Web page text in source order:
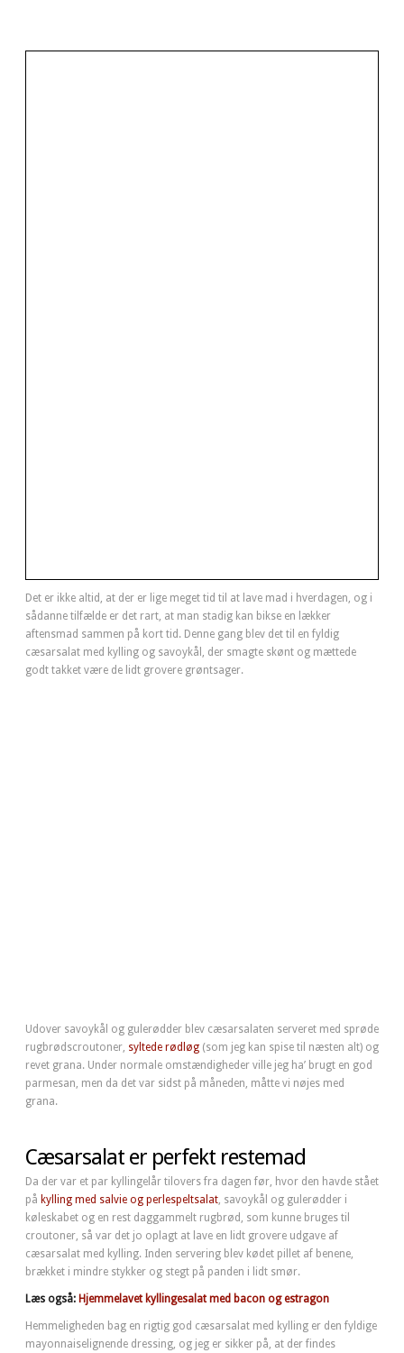
Det er ikke altid, at der er lige meget tid til at lave mad i hverdagen, og i
sådanne tilfælde er det rart, at man stadig kan bikse en lækker
aftensmad sammen på kort tid. Denne gang blev det til en fyldig
cæsarsalat med kylling og savoykål, der smagte skønt og mættede
godt takket være de lidt grovere grøntsager.
Udover savoykål og gulerødder blev cæsarsalaten serveret med sprøde
rugbrødscroutoner, syltede rødløg (som jeg kan spise til næsten alt) og
revet grana. Under normale omstændigheder ville jeg ha’ brugt en god
parmesan, men da det var sidst på måneden, måtte vi nøjes med
grana.
Cæsarsalat er perfekt restemad
Da der var et par kyllingelår tilovers fra dagen før, hvor den havde stået
på kylling med salvie og perlespeltsalat, savoykål og gulerødder i
køleskabet og en rest daggammelt rugbrød, som kunne bruges til
croutoner, så var det jo oplagt at lave en lidt grovere udgave af
cæsarsalat med kylling. Inden servering blev kødet pillet af benene,
brækket i mindre stykker og stegt på panden i lidt smør.
Læs også: Hjemmelavet kyllingesalat med bacon og estragon
Hemmeligheden bag en rigtig god cæsarsalat med kylling er den fyldige
mayonnaiselignende dressing, og jeg er sikker på, at der findes